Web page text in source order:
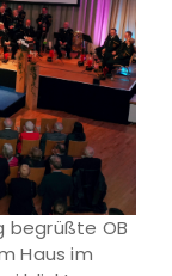
begrüßte OB
Haus im